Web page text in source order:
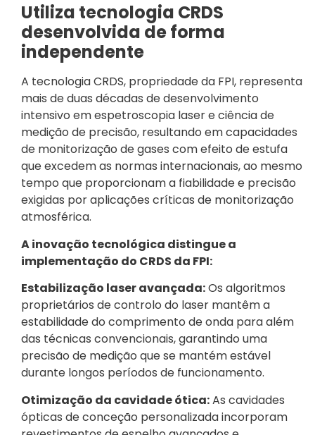
Utiliza tecnologia CRDS
desenvolvida de forma
independente
A tecnologia CRDS, propriedade da FPI, representa
mais de duas décadas de desenvolvimento
intensivo em espetroscopia laser e ciência de
medição de precisão, resultando em capacidades
de monitorização de gases com efeito de estufa
que excedem as normas internacionais, ao mesmo
tempo que proporcionam a fiabilidade e precisão
exigidas por aplicações críticas de monitorização
atmosférica.
A inovação tecnológica distingue a
implementação do CRDS da FPI:
Estabilização laser avançada:Os algoritmos
proprietários de controlo do laser mantêm a
estabilidade do comprimento de onda para além
das técnicas convencionais, garantindo uma
precisão de medição que se mantém estável
durante longos períodos de funcionamento.
Otimização da cavidade ótica:As cavidades
ópticas de conceção personalizada incorporam